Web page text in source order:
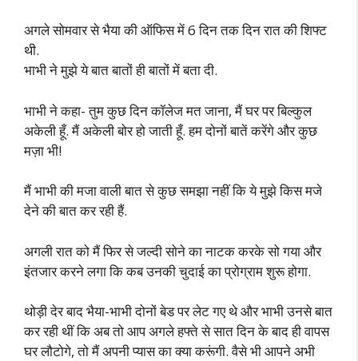
अगले सोमवार से भैया की ऑफिस में 6 दिन तक दिन रात की शिफ्ट
थी.
भाभी ने मुझे ये बात बातों ही बातों में बता दी.
भाभी ने कहा- तुम कुछ दिन कॉलेज मत जाना, मैं घर पर बिल्कुल
अकेली हूँ. मैं अकेली बोर हो जाती हूँ. हम दोनों बातें करेंगे और कुछ
मज़ा भी!
मैं भाभी की मजा वाली बात से कुछ समझा नहीं कि ये मुझे किस मजे
देने की बात कर रही हैं.
अगली रात को मैं फिर से जल्दी सोने का नाटक करके सो गया और
इंतजार करने लगा कि कब उनकी चुदाई का प्रोग्राम शुरू होगा.
थोड़ी देर बाद भैया-भाभी दोनों बेड पर लेट गए थे और भाभी उनसे बात
कर रही थीं कि अब तो आप अगले हफ्ते से सात दिन के बाद ही वापस
घर लौटोगे, तो मैं अपनी प्यास का क्या करूंगी. वैसे भी आपने अभी